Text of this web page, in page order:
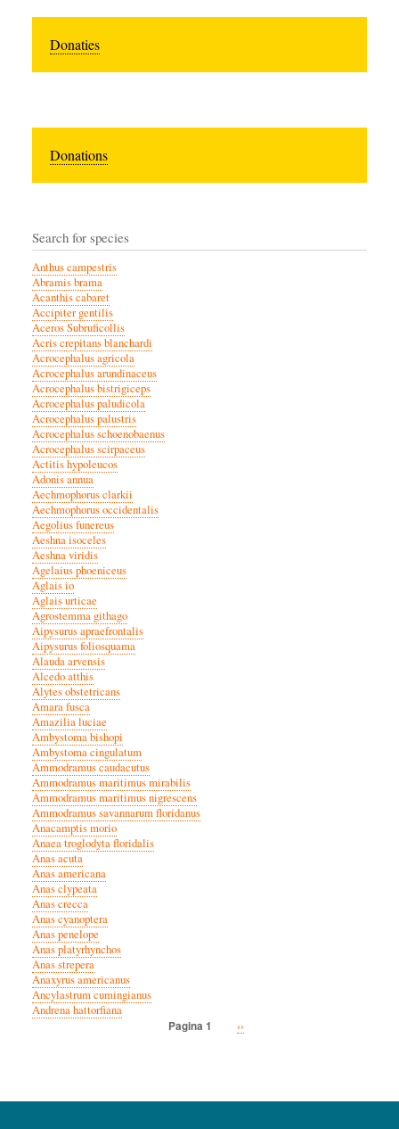
Donaties
Donations
Search for species
Anthus campestris
Abramis brama
Acanthis cabaret
Accipiter gentilis
Aceros Subruficollis
Acris crepitans blanchardi
Acrocephalus agricola
Acrocephalus arundinaceus
Acrocephalus bistrigiceps
Acrocephalus paludicola
Acrocephalus palustris
Acrocephalus schoenobaenus
Acrocephalus scirpaceus
Actitis hypoleucos
Adonis annua
Aechmophorus clarkii
Aechmophorus occidentalis
Aegolius funereus
Aeshna isoceles
Aeshna viridis
Agelaius phoeniceus
Aglais io
Aglais urticae
Agrostemma githago
Aipysurus apraefrontalis
Aipysurus foliosquama
Alauda arvensis
Alcedo atthis
Alytes obstetricans
Amara fusca
Amazilia luciae
Ambystoma bishopi
Ambystoma cingulatum
Ammodramus caudacutus
Ammodramus maritimus mirabilis
Ammodramus maritimus nigrescens
Ammodramus savannarum floridanus
Anacamptis morio
Anaea troglodyta floridalis
Anas acuta
Anas americana
Anas clypeata
Anas crecca
Anas cyanoptera
Anas penelope
Anas platyrhynchos
Anas strepera
Anaxyrus americanus
Ancylastrum cumingianus
Andrena hattorfiana
Pagina 1
Volgende
››